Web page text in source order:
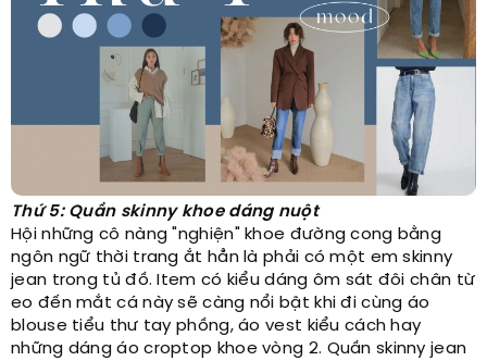
Thứ 5: Quần skinny khoe dáng nuột
Hội những cô nàng "nghiện" khoe đường cong bằng
ngôn ngữ thời trang ắt hẳn là phải có một em skinny
jean trong tủ đồ. Item có kiểu dáng ôm sát đôi chân từ
eo đến mắt cá này sẽ càng nổi bật khi đi cùng áo
blouse tiểu thư tay phồng, áo vest kiểu cách hay
những dáng áo croptop khoe vòng 2. Quần skinny jean